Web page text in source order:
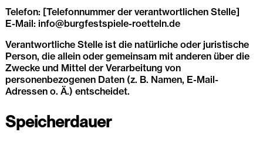
Telefon: [Telefonnummer der verantwortlichen Stelle]
E-Mail: info@burgfestspiele-roetteln.de
Verantwortliche Stelle ist die natürliche oder juristische
Person, die allein oder gemeinsam mit anderen über die
Zwecke und Mittel der Verarbeitung von
personenbezogenen Daten (z. B. Namen, E-Mail-
Adressen o. Ä.) entscheidet.
Speicherdauer